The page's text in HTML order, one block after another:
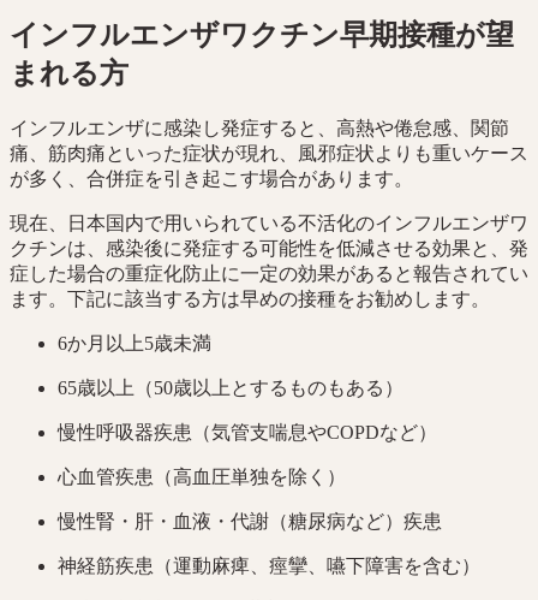
インフルエンザワクチン早期接種が望
まれる方
インフルエンザに感染し発症すると、高熱や倦怠感、関節
痛、筋肉痛といった症状が現れ、風邪症状よりも重いケース
が多く、合併症を引き起こす場合があります。
現在、日本国内で用いられている不活化のインフルエンザワ
クチンは、感染後に発症する可能性を低減させる効果と、発
症した場合の重症化防止に一定の効果があると報告されてい
ます。下記に該当する方は早めの接種をお勧めします。
6か月以上5歳未満
65歳以上（50歳以上とするものもある）
慢性呼吸器疾患（気管支喘息やCOPDなど）
心血管疾患（高血圧単独を除く）
慢性腎・肝・血液・代謝（糖尿病など）疾患
神経筋疾患（運動麻痺、痙攣、嚥下障害を含む）